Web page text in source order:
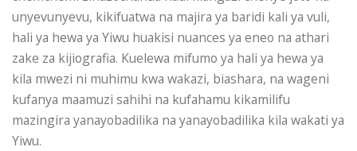
unyevunyevu, kikifuatwa na majira ya baridi kali ya vuli,
hali ya hewa ya Yiwu huakisi nuances ya eneo na athari
zake za kijiografia. Kuelewa mifumo ya hali ya hewa ya
kila mwezi ni muhimu kwa wakazi, biashara, na wageni
kufanya maamuzi sahihi na kufahamu kikamilifu
mazingira yanayobadilika na yanayobadilika kila wakati ya
Yiwu.